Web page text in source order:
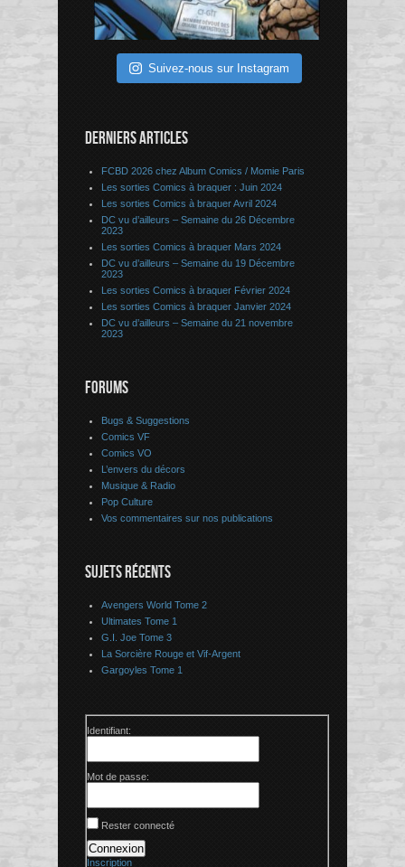
Suivez-nous sur Instagram
DERNIERS ARTICLES
FCBD 2026 chez Album Comics / Momie Paris
Les sorties Comics à braquer : Juin 2024
Les sorties Comics à braquer Avril 2024
DC vu d’ailleurs – Semaine du 26 Décembre
2023
Les sorties Comics à braquer Mars 2024
DC vu d’ailleurs – Semaine du 19 Décembre
2023
Les sorties Comics à braquer Février 2024
Les sorties Comics à braquer Janvier 2024
DC vu d’ailleurs – Semaine du 21 novembre
2023
FORUMS
Bugs & Suggestions
Comics VF
Comics VO
L’envers du décors
Musique & Radio
Pop Culture
Vos commentaires sur nos publications
SUJETS RÉCENTS
Avengers World Tome 2
Ultimates Tome 1
G.I. Joe Tome 3
La Sorcière Rouge et Vif-Argent
Gargoyles Tome 1
Identifiant:
Mot de passe:
Rester connecté
Connexion
Inscription